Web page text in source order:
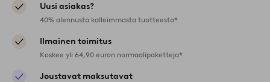
Uusi asiakas?
40% alennusta kalleimmasta tuotteesta*
Ilmainen toimitus
Koskee yli 64,90 euron normaalipaketteja*
Joustavat maksutavat